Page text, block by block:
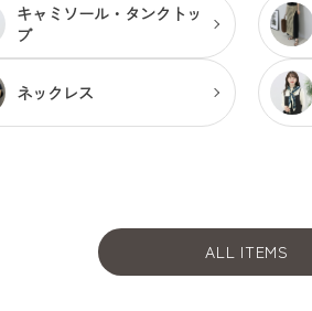
キャミソール・ タンクトッ
プ
ネックレス
ALL ITEMS